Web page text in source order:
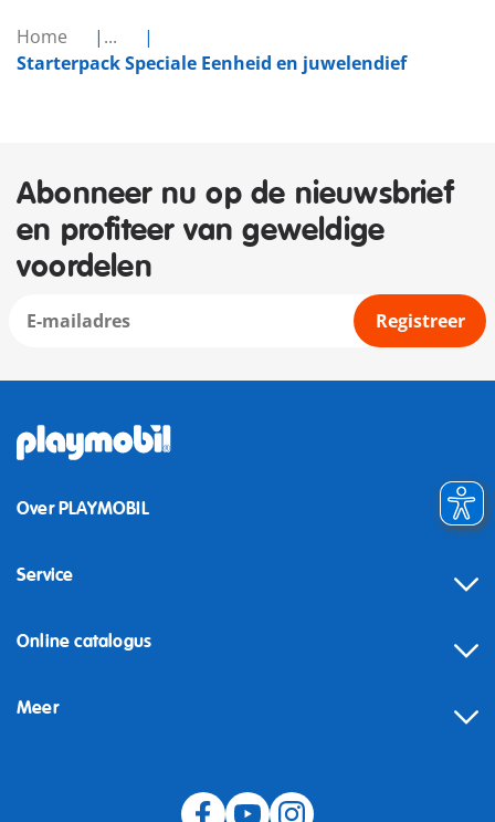
Home
...
Starterpack Speciale Eenheid en juwelendief
Abonneer nu op de nieuwsbrief
en profiteer van geweldige
voordelen
Registreer
Over PLAYMOBIL
Service
Online catalogus
Meer